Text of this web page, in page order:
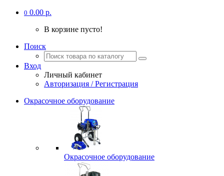
0 0.00 р.
В корзине пусто!
Поиск
Вход
Личный кабинет
Авторизация / Регистрация
Окрасочное оборудование
Окрасочное оборудование